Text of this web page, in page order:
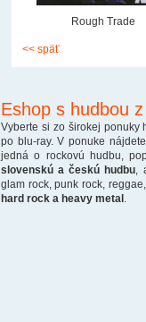
Rough Trade
<< späť
Eshop s hudbou
Vyberte si zo širokej ponuky
po blu-ray. V ponuke
jedná o rockovú hudbu,
slovenskú a českú hudbu
glam rock, punk rock,
hard rock a heavy metal